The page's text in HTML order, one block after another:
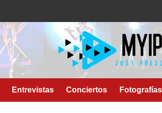
Entrevistas Conciertos Fotografías